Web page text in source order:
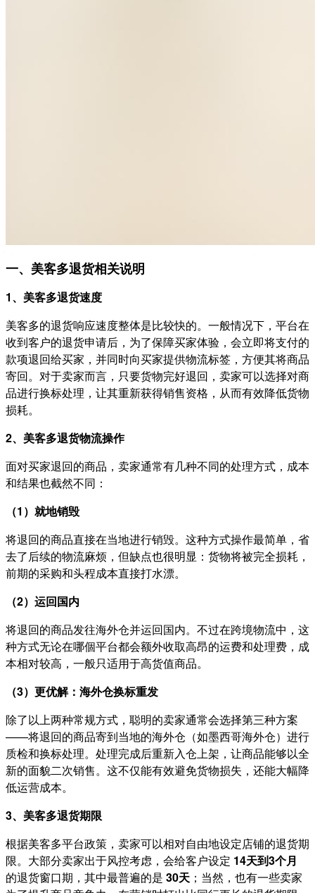
一、美客多退货相关说明
1、美客多退货速度
美客多的退货响应速度整体是比较快的。一般情况下，平台在
收到客户的退货申请后，为了保障买家体验，会立即将支付的
款项退回给买家，并同时向买家提供物流标签，方便其将商品
寄回。对于卖家而言，只要货物完好退回，卖家可以选择对商
品进行换标处理，让其重新获得销售资格，从而有效降低货物
损耗。
2、美客多退货物流操作
面对买家退回的商品，卖家通常有几种不同的处理方式，成本
和结果也截然不同：
（1）就地销毁
将退回的商品直接在当地进行销毁。这种方式操作最简单，省
去了后续的物流麻烦，但缺点也很明显：货物将被完全损耗，
前期的采购和头程成本直接打水漂。
（2）运回国内
将退回的商品发往海外仓并运回国内。不过在跨境物流中，这
种方式无论在哪個平台都会额外收取高昂的运费和处理费，成
本相对较高，一般只适用于高货值商品。
（3）更优解：海外仓换标重发
除了以上两种常规方式，聪明的卖家通常会选择第三种方案
——将退回的商品寄到当地的海外仓（如墨西哥海外仓）进行
质检和换标处理。处理完成后重新入仓上架，让商品能够以全
新的面貌二次销售。这不仅能有效避免货物损失，还能大幅降
低运营成本。
3、美客多退货期限
根据美客多平台政策，卖家可以相对自由地设定店铺的退货期
限。大部分卖家出于风控考虑，会给客户设定 14天到3个月
的退货窗口期，其中最普遍的是 30天 ；当然，也有一些卖家